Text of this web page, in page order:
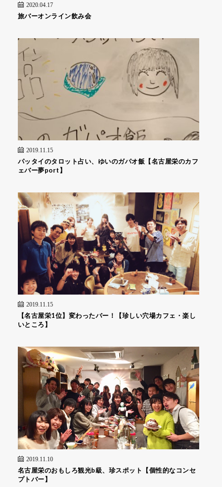
2020.04.17
旅バーオンライン飲み会
2019.11.15
パッタイのタロット占い、ゆいのガパオ飯【名古屋栄のカフ
ェバー夢port】
2019.11.15
【名古屋栄1位】変わったバー！【珍しい穴場カフェ・楽し
いところ】
2019.11.10
名古屋栄のおもしろ観光b級、珍スポット【個性的なコンセ
プトバー】